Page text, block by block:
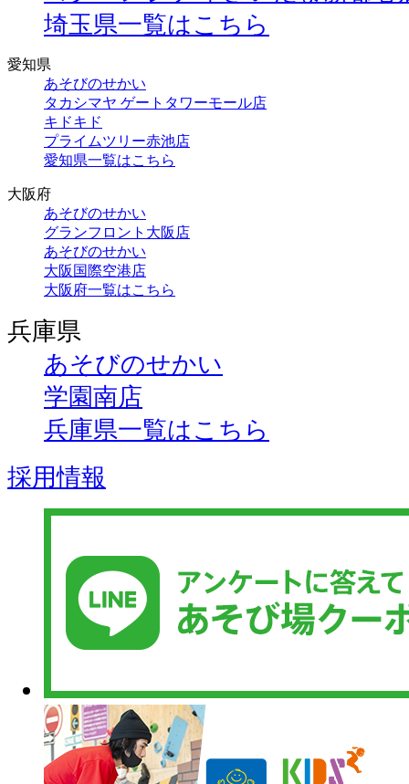
埼玉県一覧はこちら
愛知県
あそびのせかい
タカシマヤ ゲートタワーモール店
キドキド
プライムツリー赤池店
愛知県一覧はこちら
大阪府
あそびのせかい
グランフロント大阪店
あそびのせかい
大阪国際空港店
大阪府一覧はこちら
兵庫県
あそびのせかい
学園南店
兵庫県一覧はこちら
採用情報